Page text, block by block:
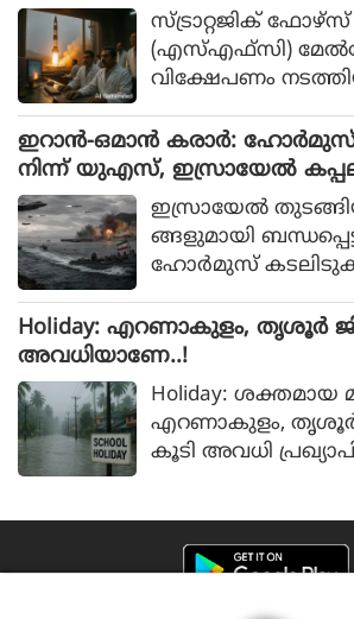
സ്ട്രാറ്റജിക്
(എസ്എഫ്സി)
വിക്ഷേപണം
ഭ്യാസത്തിനായി
ല്ലാ
വുമായ
പാലിച്ചിട്ടുണ്ടെന്നും
ന്ത്രാലയം
ഇറാന്‍-ഒമാന്‍ കരാര്‍: ഹോര്‍മുസ്
നിന്ന് യുഎസ്, ഇസ്രായേല്‍
നിരോധിക്കാന്‍ പദ്ധതി
ഇസ്രായേല്‍
ങ്ങളുമായി
ഹോര്‍മുസ്
ത്തിവിടുന്നത്
ഇറാന്‍ പാര്‍ലമെന്റ്
സ്റ്റേറ്റ് മീഡിയ
Holiday: എറണാകുളം, തൃശൂർ
അവധിയാണേ..!
Holiday: ശക്തമായ
എറണാകുളം, തൃശൂർ
കൂടി അവധി
ജില്ലകളിൽ ഇന്ന്
ങ്ങൾക്ക്